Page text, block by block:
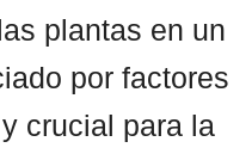
plantas en un
por factores
crucial para la